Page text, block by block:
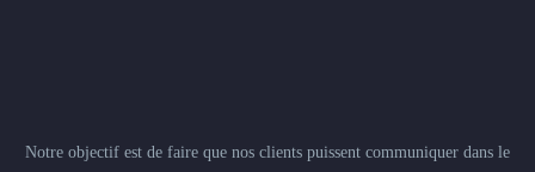
Notre objectif est de faire que nos clients puissent communiquer dans le